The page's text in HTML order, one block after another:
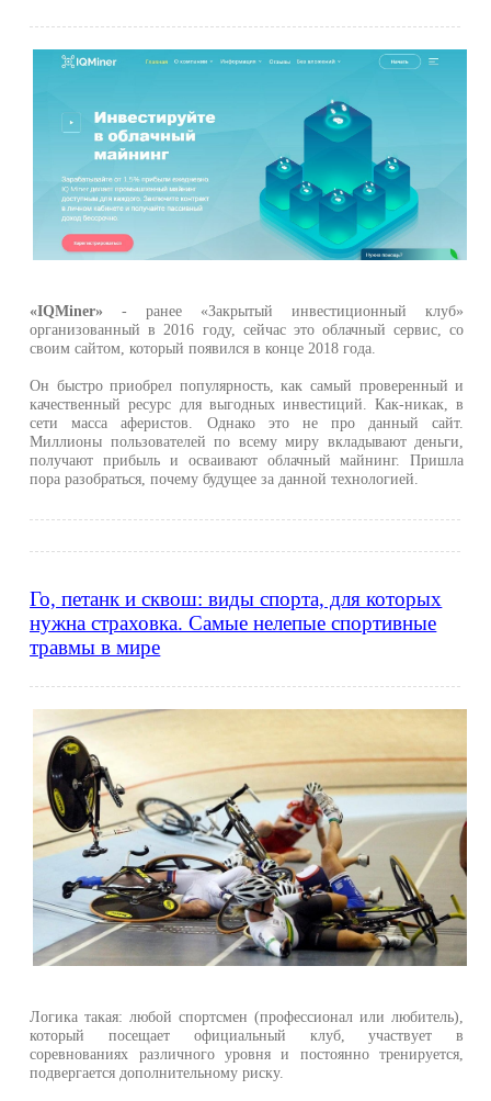
«IQMiner» - ранее «Закрытый инвестиционный клуб»
организованный в 2016 году, сейчас это облачный сервис, со
своим сайтом, который появился в конце 2018 года.
Он быстро приобрел популярность, как самый проверенный и
качественный ресурс для выгодных инвестиций. Как-никак, в
сети масса аферистов. Однако это не про данный сайт.
Миллионы пользователей по всему миру вкладывают деньги,
получают прибыль и осваивают облачный майнинг. Пришла
пора разобраться, почему будущее за данной технологией.
Го, петанк и сквош: виды спорта, для которых
нужна страховка. Самые нелепые спортивные
травмы в мире
Логика такая: любой спортсмен (профессионал или любитель),
который посещает официальный клуб, участвует в
соревнованиях различного уровня и постоянно тренируется,
подвергается дополнительному риску.